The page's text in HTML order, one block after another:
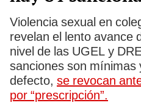
Violencia sexual en
revelan el lento avance
nivel de las UGEL y
sanciones son mínimas
defecto, se revocan
por “prescripción”.